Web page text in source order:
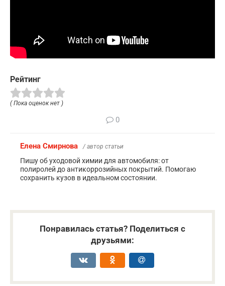
Рейтинг
( Пока оценок нет )
0
Елена Смирнова / автор статьи
Пишу об уходовой химии для автомобиля: от
полиролей до антикоррозийных покрытий. Помогаю
сохранить кузов в идеальном состоянии.
Понравилась статья? Поделиться с
друзьями: